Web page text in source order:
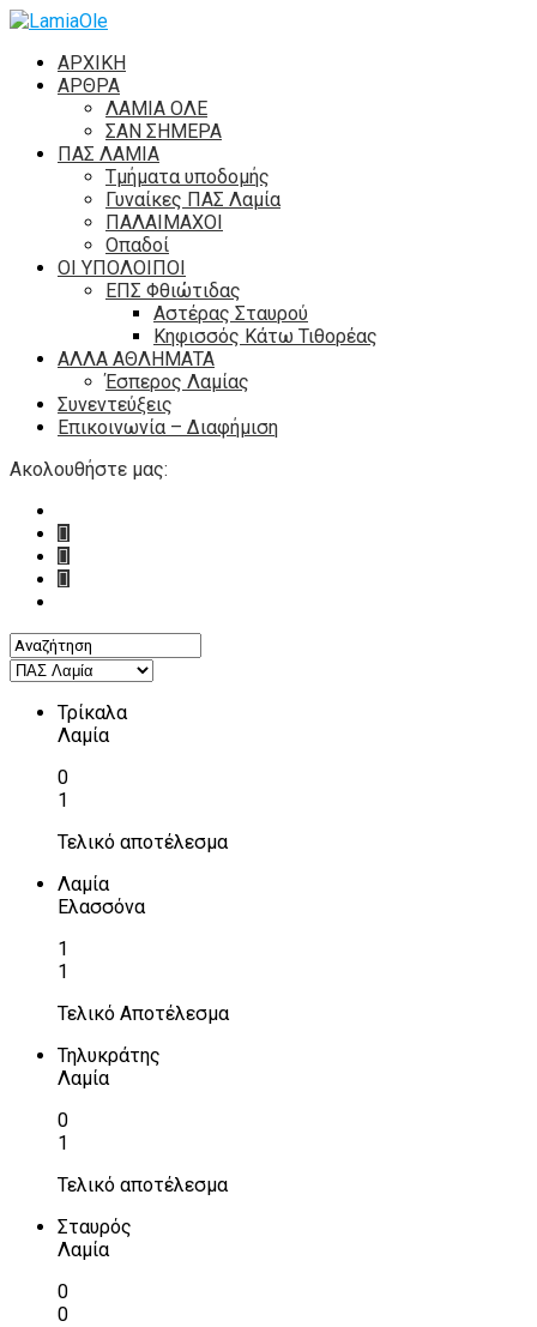
ΑΡΧΙΚΗ
ΑΡΘΡΑ
ΛΑΜΙΑ ΟΛΕ
ΣΑΝ ΣΗΜΕΡΑ
ΠΑΣ ΛΑΜΙΑ
Τμήματα υποδομής
Γυναίκες ΠΑΣ Λαμία
ΠΑΛΑΙΜΑΧΟΙ
Οπαδοί
ΟΙ ΥΠΟΛΟΙΠΟΙ
ΕΠΣ Φθιώτιδας
Αστέρας Σταυρού
Κηφισσός Κάτω Τιθορέας
ΑΛΛΑ ΑΘΛΗΜΑΤΑ
Έσπερος Λαμίας
Συνεντεύξεις
Επικοινωνία – Διαφήμιση
Ακολουθήστε μας:
Τρίκαλα
Λαμία
0
1
Τελικό αποτέλεσμα
Λαμία
Ελασσόνα
1
1
Τελικό Αποτέλεσμα
Τηλυκράτης
Λαμία
0
1
Τελικό αποτέλεσμα
Σταυρός
Λαμία
0
0